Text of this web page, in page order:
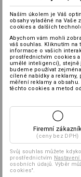
Naším úkolem je Váš
obsahy vyladěné na Vaše
cookies a dalších
Abychom vám mohli
váš souhlas. Kliknutím na
informace o vašich
prostřednictvím cookies
umělé inteligenci), stejně
budeme používat
cílené nabídky a reklamy,
měření reklamy a
těchto cookies a metod
Firemní zákazník
(ceny bez DPH)
Svůj souhlas můžete
prostřednictvím
osobních údajů. Výběr
cookies".